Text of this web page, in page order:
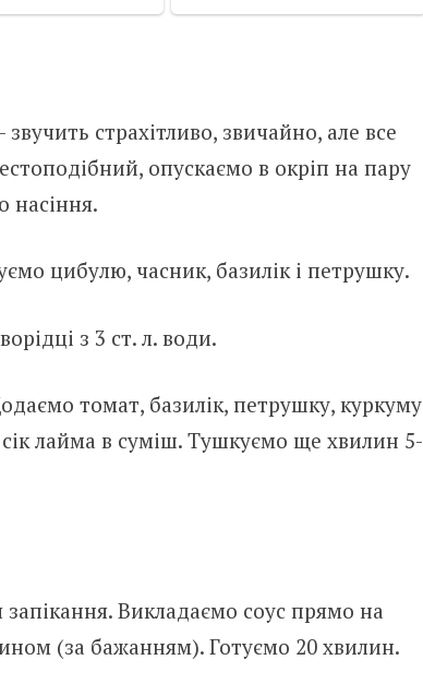
страхітливо, звичайно, але все
опускаємо в окріп на пару
насіння.
цибулю, часник, базилік і петрушку.
з 3 ст. л. води.
томат, базилік, петрушку, куркуму
лайма в суміш. Тушкуємо ще хвилин 5-
Викладаємо соус прямо на
(за бажанням). Готуємо 20 хвилин.